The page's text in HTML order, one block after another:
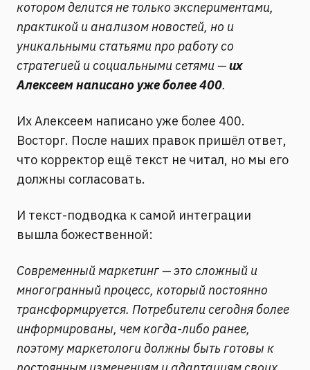
котором делится не только экспериментами,
практикой и анализом новостей, но и
уникальными статьями про работу со
стратегией и социальными сетями —их
Алексеем написано уже более 400.
Их Алексеем написано уже более 400.
Восторг. После наших правок пришёл ответ,
что корректор ещё текст не читал, но мы его
должны согласовать.
И текст-подводка к самой интеграции
вышла божественной:
Современный маркетинг — это сложный и
многогранный процесс, который постоянно
трансформируется. Потребители сегодня более
информированы, чем когда-либо ранее,
поэтому маркетологи должны быть готовы к